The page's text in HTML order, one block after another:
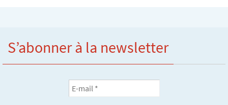
S’abonner à la newsletter